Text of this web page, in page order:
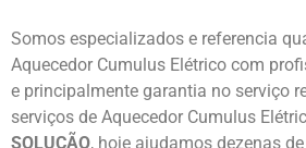
Somos especializados e referencia
Aquecedor Cumulus Elétrico com
e principalmente garantia no serviço
serviços de Aquecedor Cumulus
SOLUÇÃO, hoje ajudamos dezenas